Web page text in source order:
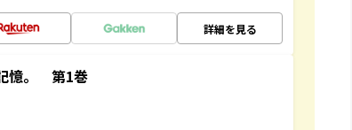
詳細を見る
憶。 第1巻